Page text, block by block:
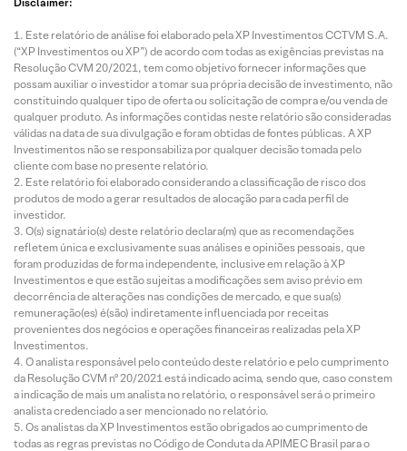
Este relatório de análise foi elaborado pela XP Investimentos CCTVM S.A.
(“XP Investimentos ou XP”) de acordo com todas as exigências previstas na
Resolução CVM 20/2021, tem como objetivo fornecer informações que
possam auxiliar o investidor a tomar sua própria decisão de investimento, não
constituindo qualquer tipo de oferta ou solicitação de compra e/ou venda de
qualquer produto. As informações contidas neste relatório são consideradas
válidas na data de sua divulgação e foram obtidas de fontes públicas. A XP
Investimentos não se responsabiliza por qualquer decisão tomada pelo
cliente com base no presente relatório.
Este relatório foi elaborado considerando a classificação de risco dos
produtos de modo a gerar resultados de alocação para cada perfil de
investidor.
O(s) signatário(s) deste relatório declara(m) que as recomendações
refletem única e exclusivamente suas análises e opiniões pessoais, que
foram produzidas de forma independente, inclusive em relação à XP
Investimentos e que estão sujeitas a modificações sem aviso prévio em
decorrência de alterações nas condições de mercado, e que sua(s)
remuneração(es) é(são) indiretamente influenciada por receitas
provenientes dos negócios e operações financeiras realizadas pela XP
Investimentos.
O analista responsável pelo conteúdo deste relatório e pelo cumprimento
da Resolução CVM nº 20/2021 está indicado acima, sendo que, caso constem
a indicação de mais um analista no relatório, o responsável será o primeiro
analista credenciado a ser mencionado no relatório.
Os analistas da XP Investimentos estão obrigados ao cumprimento de
todas as regras previstas no Código de Conduta da APIMEC Brasil para o